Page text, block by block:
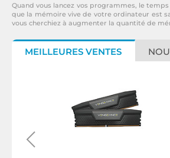
Quand vous lancez vos programmes, le
que la mémoire vive de votre ordinateur est
vous cherchiez à augmenter la quantité de
MEILLEURES VENTES